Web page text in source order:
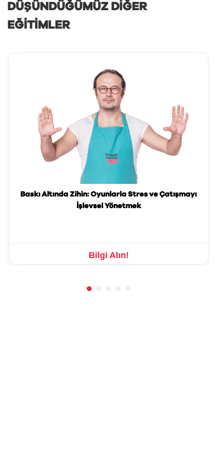
DÜŞÜNDÜĞÜMÜZ DIĞER
EĞITIMLER
Baskı Altında Zihin: Oyunlarla Stres ve Çatışmayı
İşlevsel Yönetmek
Bilgi Alın!